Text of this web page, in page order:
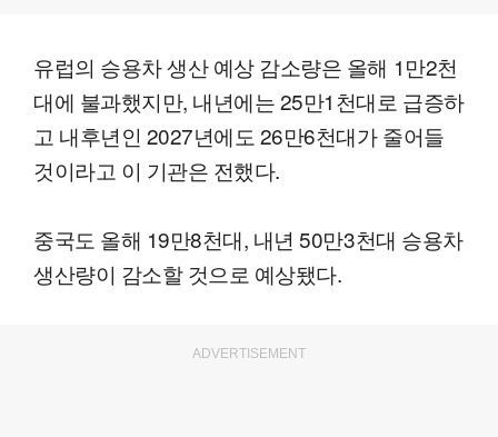
유럽의 승용차 생산 예상 감소량은 올해 1만2천
대에 불과했지만, 내년에는 25만1천대로 급증하
고 내후년인 2027년에도 26만6천대가 줄어들
것이라고 이 기관은 전했다.
중국도 올해 19만8천대, 내년 50만3천대 승용차
생산량이 감소할 것으로 예상됐다.
ADVERTISEMENT